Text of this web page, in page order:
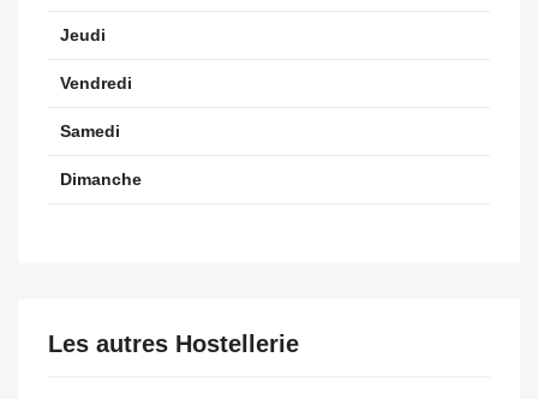
Jeudi
Vendredi
Samedi
Dimanche
Les autres Hostellerie